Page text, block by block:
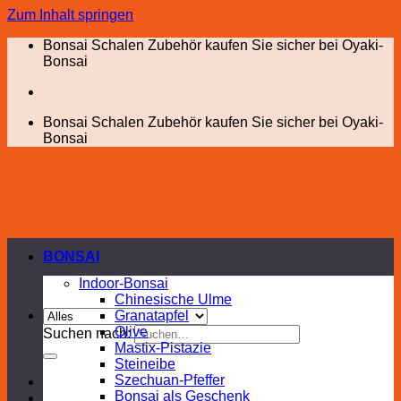
Zum Inhalt springen
Bonsai Schalen Zubehör kaufen Sie sicher bei Oyaki-
Bonsai
Bonsai Schalen Zubehör kaufen Sie sicher bei Oyaki-
Bonsai
Suchen nach:
BONSAI
Indoor-Bonsai
Chinesische Ulme
Granatapfel
Olive
Mastix-Pistazie
Steineibe
Szechuan-Pfeffer
Bonsai als Geschenk